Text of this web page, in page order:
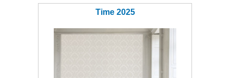
Time 2025